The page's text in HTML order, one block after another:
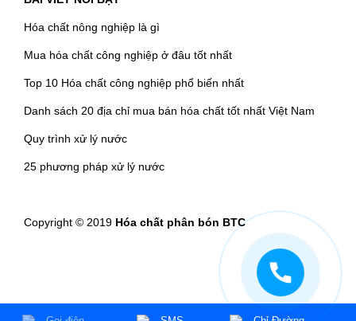
Hóa chất nông nghiệp là gì
Mua hóa chất công nghiệp ở đâu tốt nhất
Top 10 Hóa chất công nghiệp phổ biến nhất
Danh sách 20 địa chỉ mua bán hóa chất tốt nhất Việt Nam
Quy trình xử lý nước
25 phương pháp xử lý nước
Copyright © 2019 Hóa chất phân bón BTC